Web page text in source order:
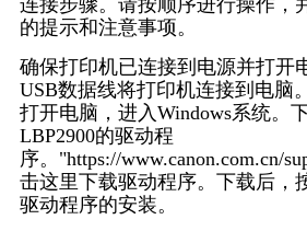
的提示和注意事项。
确保打印机已连接到电源并打开
USB数据线将打印机连接到电脑
打开电脑，进入Windows系统。
LBP2900的驱动程
序。"https://www.canon.com.cn/
击这里下载驱动程序。下载后，
驱动程序的安装。